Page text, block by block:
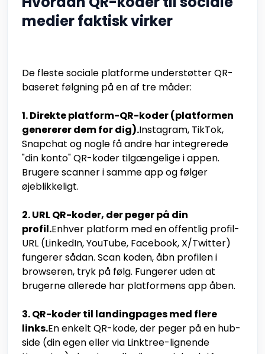
medier faktisk virker
De fleste sociale platforme understøtter QR-
baseret følgning på en af tre måder:
1. Direkte platform-QR-koder (platformen
genererer dem for dig).Instagram, TikTok,
Snapchat og nogle få andre har integrerede
"din konto" QR-koder tilgængelige i appen.
Brugere scanner i samme app og følger
øjeblikkeligt.
2. URL QR-koder, der peger på din
profil.Enhver platform med en offentlig profil-
URL (LinkedIn, YouTube, Facebook, X/Twitter)
fungerer sådan. Scan koden, åbn profilen i
browseren, tryk på følg. Fungerer uden at
brugerne allerede har platformens app åben.
3. QR-koder til landingpages med flere
links.En enkelt QR-kode, der peger på en hub-
side (din egen eller via Linktree-lignende